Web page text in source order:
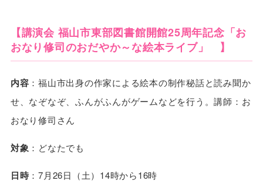
【講演会 福山市東部図書館開館25周年記念「お
おなり修司のおだやか～な絵本ライブ」 】
内容 ：福山市出身の作家による絵本の制作秘話と読み聞か
せ、なぞなぞ、ふんがふんがゲームなどを行う。講師：お
おなり修司さん
対象 ：どなたでも
日時：7月26日（土）14時から16時